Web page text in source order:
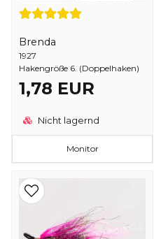
Brenda
1927
Hakengröße 6. (Doppelhaken)
1,78 EUR
Nicht lagernd
Monitor